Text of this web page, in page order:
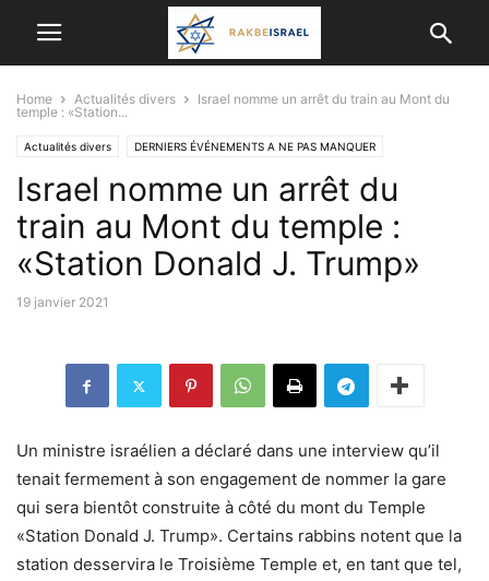
Home Actualités divers
Israel nomme un arrêt du train au Mont du
temple : «Station...
Actualités divers DERNIERS ÉVÉNEMENTS A NE PAS MANQUER
ISRAËL ET LES AUTRES PAYS
Israel nomme un arrêt du
train au Mont du temple :
«Station Donald J. Trump»
19 janvier 2021
Un ministre israélien a déclaré dans une interview qu’il
tenait fermement à son engagement de nommer la gare
qui sera bientôt construite à côté du mont du Temple
«Station Donald J. Trump». Certains rabbins notent que la
station desservira le Troisième Temple et, en tant que tel,